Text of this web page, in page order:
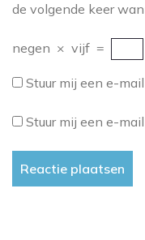
de volgende keer
negen × vijf =
Stuur mij een e-
Stuur mij een e-